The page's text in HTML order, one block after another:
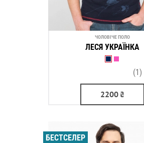
ЧОЛОВІЧЕ ПОЛО
ЛЕСЯ УКРАЇНКА
(1)
2200₴
БЕСТСЕЛЕР